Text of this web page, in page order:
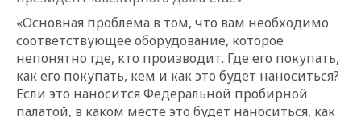
«Основная проблема в том, что вам необходимо
соответствующее оборудование, которое
непонятно где, кто производит. Где его покупать,
как его покупать, кем и как это будет наноситься?
Если это наносится Федеральной пробирной
палатой, в каком месте это будет наноситься, как